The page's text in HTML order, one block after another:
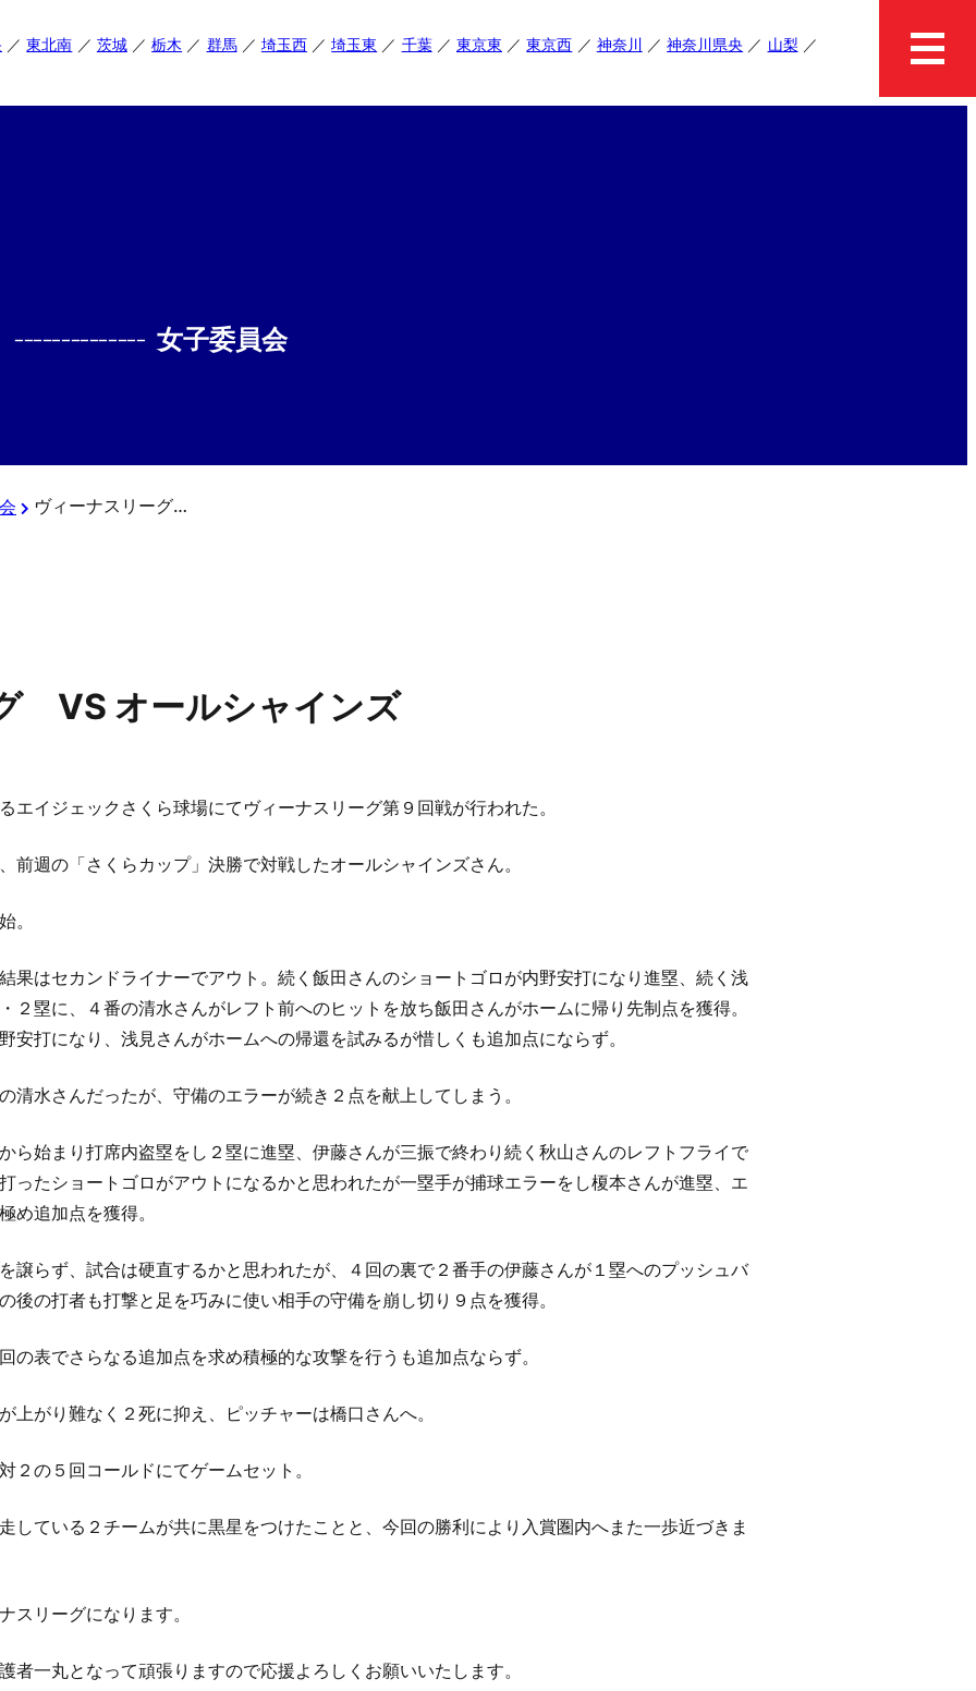
東北南 茨城 栃木 群馬 埼玉西 埼玉東 千葉 東京東 東京西 神奈川 神奈川県央 山梨
-------------- 女子委員会
ヴィーナスリーグ VS オールシャインズ
VS オールシャインズ
イジェックさくら球場にてヴィーナスリーグ第９回戦が行われた。
前週の「さくらカップ」決勝で対戦したオールシャインズさん。
。
果はセカンドライナーでアウト。続く飯田さんのショートゴロが内野安打になり進塁、続く浅
２塁に、４番の清水さんがレフト前へのヒットを放ち飯田さんがホームに帰り先制点を獲得。
安打になり、浅見さんがホームへの帰還を試みるが惜しくも追加点にならず。
清水さんだったが、守備のエラーが続き２点を献上してしまう。
ら始まり打席内盗塁をし２塁に進塁、伊藤さんが三振で終わり続く秋山さんのレフトフライで
ったショートゴロがアウトになるかと思われたが一塁手が捕球エラーをし榎本さんが進塁、エ
め追加点を獲得。
譲らず、試合は硬直するかと思われたが、４回の裏で２番手の伊藤さんが１塁へのプッシュバ
後の打者も打撃と足を巧みに使い相手の守備を崩し切り９点を獲得。
の表でさらなる追加点を求め積極的な攻撃を行うも追加点ならず。
上がり難なく２死に抑え、ピッチャーは橋口さんへ。
２の５回コールドにてゲームセット。
している２チームが共に黒星をつけたことと、今回の勝利により入賞圏内へまた一歩近づきま
スリーグになります。
者一丸となって頑張りますので応援よろしくお願いいたします。